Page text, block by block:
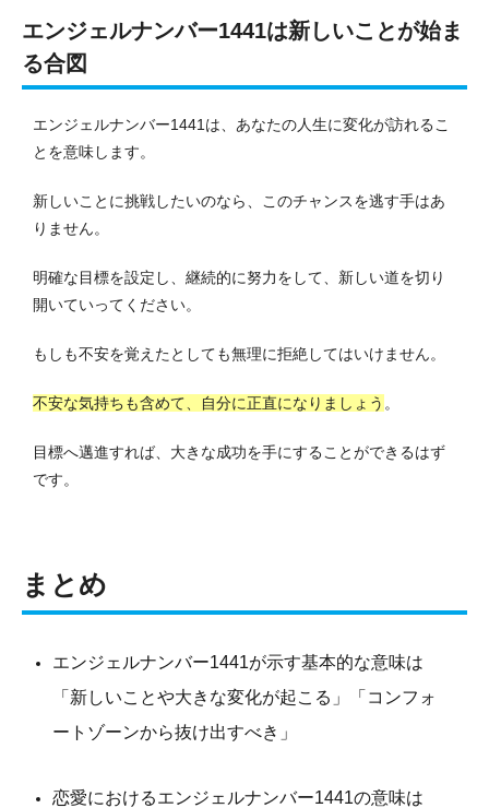
エンジェルナンバー1441は新しいことが始ま
る合図
エンジェルナンバー1441は、あなたの人生に変化が訪れるこ
とを意味します。
新しいことに挑戦したいのなら、このチャンスを逃す手はあ
りません。
明確な目標を設定し、継続的に努力をして、新しい道を切り
開いていってください。
もしも不安を覚えたとしても無理に拒絶してはいけません。
不安な気持ちも含めて、自分に正直になりましょう 。
目標へ邁進すれば、大きな成功を手にすることができるはず
です。
まとめ
エンジェルナンバー1441が示す基本的な意味は
「新しいことや大きな変化が起こる」「コンフォ
ートゾーンから抜け出すべき」
恋愛におけるエンジェルナンバー1441の意味は